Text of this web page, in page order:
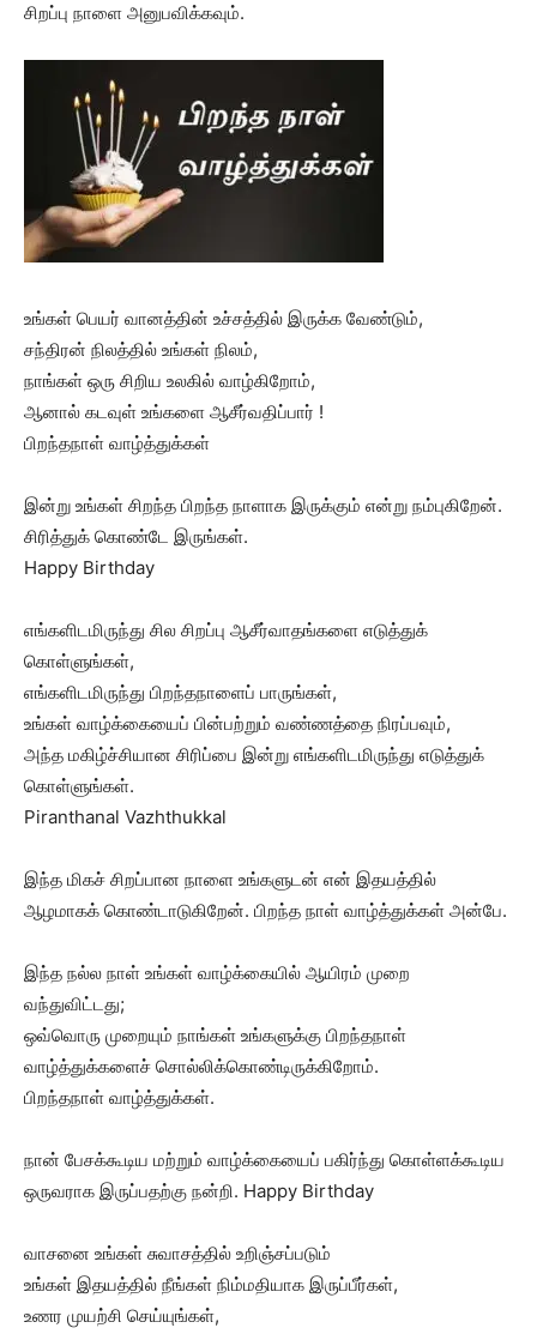
சிறப்பு நாளை அனுபவிக்கவும்.
உங்கள் பெயர் வானத்தின் உச்சத்தில் இருக்க வேண்டும்,
சந்திரன் நிலத்தில் உங்கள் நிலம்,
நாங்கள் ஒரு சிறிய உலகில் வாழ்கிறோம்,
ஆனால் கடவுள் உங்களை ஆசீர்வதிப்பார் !
பிறந்தநாள் வாழ்த்துக்கள்
இன்று உங்கள் சிறந்த பிறந்த நாளாக இருக்கும் என்று நம்புகிறேன்.
சிரித்துக் கொண்டே இருங்கள்.
Happy Birthday
எங்களிடமிருந்து சில சிறப்பு ஆசீர்வாதங்களை எடுத்துக்
கொள்ளுங்கள்,
எங்களிடமிருந்து பிறந்தநாளைப் பாருங்கள்,
உங்கள் வாழ்க்கையைப் பின்பற்றும் வண்ணத்தை நிரப்பவும்,
அந்த மகிழ்ச்சியான சிரிப்பை இன்று எங்களிடமிருந்து எடுத்துக்
கொள்ளுங்கள்.
Piranthanal Vazhthukkal
இந்த மிகச் சிறப்பான நாளை உங்களுடன் என் இதயத்தில்
ஆழமாகக் கொண்டாடுகிறேன். பிறந்த நாள் வாழ்த்துக்கள் அன்பே.
இந்த நல்ல நாள் உங்கள் வாழ்க்கையில் ஆயிரம் முறை
வந்துவிட்டது;
ஒவ்வொரு முறையும் நாங்கள் உங்களுக்கு பிறந்தநாள்
வாழ்த்துக்களைச் சொல்லிக்கொண்டிருக்கிறோம்.
பிறந்தநாள் வாழ்த்துக்கள்.
நான் பேசக்கூடிய மற்றும் வாழ்க்கையைப் பகிர்ந்து கொள்ளக்கூடிய
ஒருவராக இருப்பதற்கு நன்றி. Happy Birthday
வாசனை உங்கள் சுவாசத்தில் உறிஞ்சப்படும்
உங்கள் இதயத்தில் நீங்கள் நிம்மதியாக இருப்பீர்கள்,
உணர முயற்சி செய்யுங்கள்,